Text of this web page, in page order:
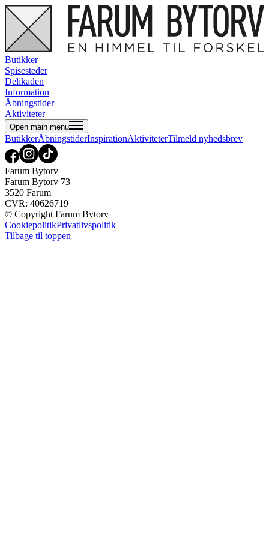
Butikker
Spisesteder
Delikaden
Information
Åbningstider
Aktiviteter
Open main menu
ButikkerÅbningstiderInspirationAktiviteterTilmeld nyhedsbrev
Farum Bytorv
Farum Bytorv 73
3520 Farum
CVR: 40626719
© Copyright Farum Bytorv
CookiepolitikPrivatlivspolitik
Tilbage til toppen